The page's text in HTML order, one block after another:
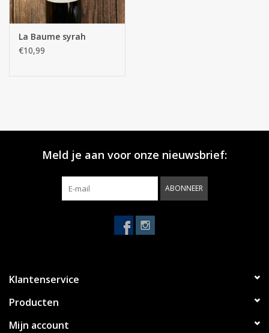
La Baume syrah
€10,99
Meld je aan voor onze nieuwsbrief:
ABONNEER
Klantenservice
Producten
Mijn account